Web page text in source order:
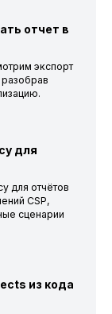
отчет в
экспорт
для
для отчётов
CSP,
сценарии
из кода